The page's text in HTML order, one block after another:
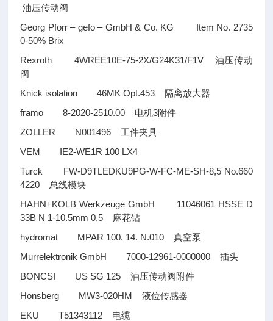
油压传动阀
Georg Pforr – gefo – GmbH & Co. KG Item No. 2735
0-50% Brix
Rexroth 4WREE10E-75-2X/G24K31/F1V 油压传动
阀
Knick isolation 46MK Opt.453 隔离放大器
framo 8-2020-2510.00 电机3附件
ZOLLER N001496 工件夹具
VEM IE2-WE1R 100 LX4
Turck FW-D9TLEDKU9PG-W-FC-ME-SH-8,5 No.660
4220 总线模块
HAHN+KOLB Werkzeuge GmbH 11046061 HSSE D
33B N 1-10.5mm 0.5 麻花钻
hydromat MPAR 100. 14. N.010真空泵
Murrelektronik GmbH 7000-12961-0000000插头
BONCSI US SG 125油压传动阀附件
Honsberg MW3-020HM液位传感器
EKU T51343112 电缆